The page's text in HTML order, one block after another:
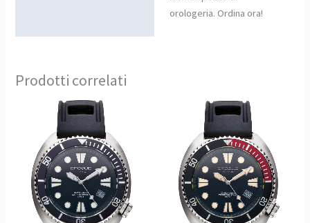
orologeria. Ordina ora!
Prodotti correlati